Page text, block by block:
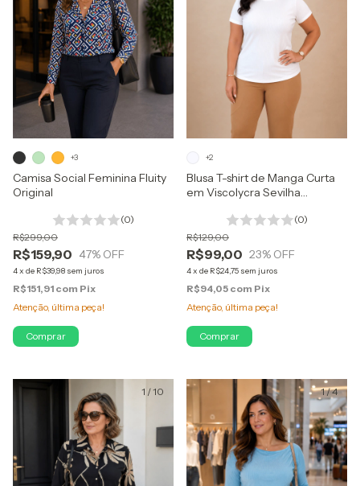
Camisa Social Feminina Fluity
Original
(0)
R$159,90
R$299,00
47% OFF
4x de R$39,98 sem juros
R$151,91 com Pix
Atenção, última peça!
+3
Comprar
Blusa T-shirt de Manga Curta
em Viscolycra Sevilha
(0)
R$99,00
R$129,00
23% OFF
4x de R$24,75 sem juros
R$94,05 com Pix
Atenção, última peça!
+2
Comprar
1 /10 1/4